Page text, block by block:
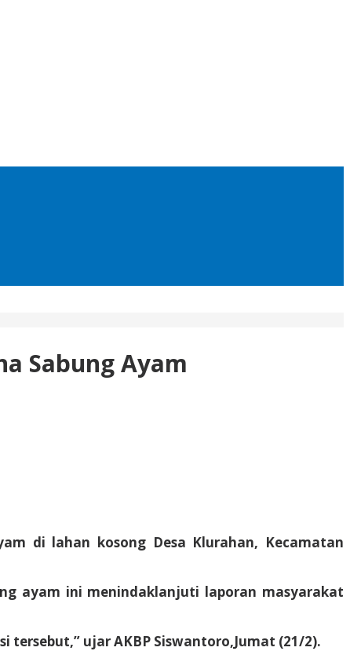
Sabung Ayam
di lahan kosong Desa Klurahan, Kecamatan
ayam ini menindaklanjuti laporan masyarakat
ujar AKBP Siswantoro,Jumat (21/2).